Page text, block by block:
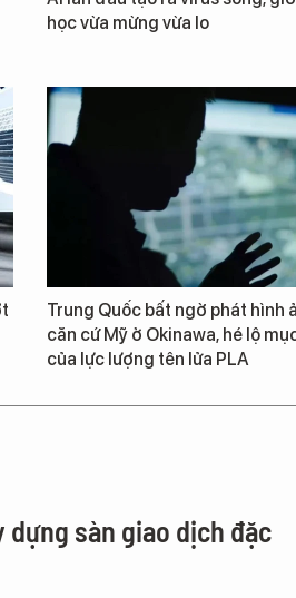
học vừa mừng vừa lo
Trung Quốc bất ngờ phát hình
căn cứ Mỹ ở Okinawa, hé lộ
của lực lượng tên lửa PLA
dựng sàn giao dịch đặc